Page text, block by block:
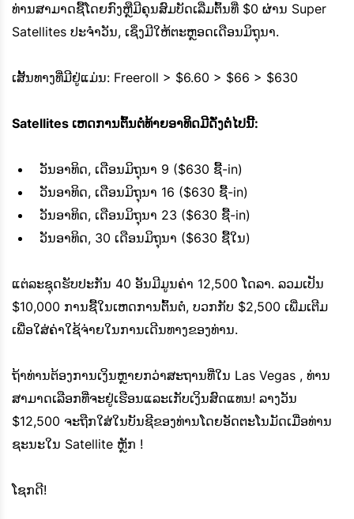
ທ່ານສາມາດຊື້ໂດຍກົງຫຼືມີຄຸນສົມບັດເລີ່ມຕົ້ນທີ່ $0 ຜ່ານ Super
Satellites ປະຈໍາວັນ, ເຊິ່ງມີໃຫ້ຕະຫຼອດເດືອນມິຖຸນາ.
ເສັ້ນທາງທີ່ມີຢູ່ແມ່ນ: Freeroll > $6.60 > $66 > $630
Satellites ​ເຫດ​ການ​ຕົ້ນ​ຕໍ​ທ້າຍ​ອາ​ທິດ​ມີ​ດັ່ງ​ຕໍ່​ໄປ​ນີ້​:
ວັນອາທິດ, ເດືອນມິຖຸນາ 9 ($630 ຊື້-in)
ວັນອາທິດ, ເດືອນມິຖຸນາ 16 ($630 ຊື້-in)
ວັນອາທິດ, ເດືອນມິຖຸນາ 23 ($630 ຊື້-in)
ວັນ​ອາ​ທິດ, 30 ເດືອນ​ມິ​ຖຸ​ນາ ($630 ຊື້​ໃນ)
ແຕ່ລະຊຸດຮັບປະກັນ 40 ອັນມີມູນຄ່າ 12,500 ໂດລາ. ລວມເປັນ
$10,000 ການຊື້ໃນເຫດການຕົ້ນຕໍ, ບວກກັບ $2,500 ເພີ່ມເຕີມ
ເພື່ອໃສ່ຄ່າໃຊ້ຈ່າຍໃນການເດີນທາງຂອງທ່ານ.
ຖ້າທ່ານຕ້ອງການເງິນຫຼາຍກວ່າສະຖານທີ່ໃນ Las Vegas , ທ່ານ
ສາມາດເລືອກທີ່ຈະຢູ່ເຮືອນແລະເກັບເງິນສົດແທນ! ລາງວັນ
$12,500 ຈະຖືກໃສ່ໃນບັນຊີຂອງທ່ານໂດຍອັດຕະໂນມັດເມື່ອທ່ານ
ຊະນະໃນ Satellite ຫຼັກ !
ໂຊກ​ດີ!